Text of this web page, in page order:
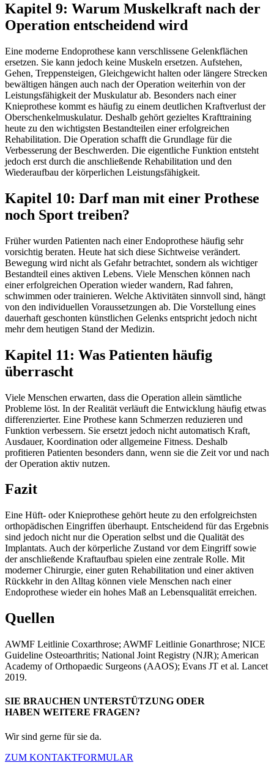
Kapitel 9: Warum Muskelkraft nach der
Operation entscheidend wird
Eine moderne Endoprothese kann verschlissene Gelenkflächen
ersetzen. Sie kann jedoch keine Muskeln ersetzen. Aufstehen,
Gehen, Treppensteigen, Gleichgewicht halten oder längere Strecken
bewältigen hängen auch nach der Operation weiterhin von der
Leistungsfähigkeit der Muskulatur ab. Besonders nach einer
Knieprothese kommt es häufig zu einem deutlichen Kraftverlust der
Oberschenkelmuskulatur. Deshalb gehört gezieltes Krafttraining
heute zu den wichtigsten Bestandteilen einer erfolgreichen
Rehabilitation. Die Operation schafft die Grundlage für die
Verbesserung der Beschwerden. Die eigentliche Funktion entsteht
jedoch erst durch die anschließende Rehabilitation und den
Wiederaufbau der körperlichen Leistungsfähigkeit.
Kapitel 10: Darf man mit einer Prothese
noch Sport treiben?
Früher wurden Patienten nach einer Endoprothese häufig sehr
vorsichtig beraten. Heute hat sich diese Sichtweise verändert.
Bewegung wird nicht als Gefahr betrachtet, sondern als wichtiger
Bestandteil eines aktiven Lebens. Viele Menschen können nach
einer erfolgreichen Operation wieder wandern, Rad fahren,
schwimmen oder trainieren. Welche Aktivitäten sinnvoll sind, hängt
von den individuellen Voraussetzungen ab. Die Vorstellung eines
dauerhaft geschonten künstlichen Gelenks entspricht jedoch nicht
mehr dem heutigen Stand der Medizin.
Kapitel 11: Was Patienten häufig
überrascht
Viele Menschen erwarten, dass die Operation allein sämtliche
Probleme löst. In der Realität verläuft die Entwicklung häufig etwas
differenzierter. Eine Prothese kann Schmerzen reduzieren und
Funktion verbessern. Sie ersetzt jedoch nicht automatisch Kraft,
Ausdauer, Koordination oder allgemeine Fitness. Deshalb
profitieren Patienten besonders dann, wenn sie die Zeit vor und nach
der Operation aktiv nutzen.
Fazit
Eine Hüft- oder Knieprothese gehört heute zu den erfolgreichsten
orthopädischen Eingriffen überhaupt. Entscheidend für das Ergebnis
sind jedoch nicht nur die Operation selbst und die Qualität des
Implantats. Auch der körperliche Zustand vor dem Eingriff sowie
der anschließende Kraftaufbau spielen eine zentrale Rolle. Mit
moderner Chirurgie, einer guten Rehabilitation und einer aktiven
Rückkehr in den Alltag können viele Menschen nach einer
Endoprothese wieder ein hohes Maß an Lebensqualität erreichen.
Quellen
AWMF Leitlinie Coxarthrose; AWMF Leitlinie Gonarthrose; NICE
Guideline Osteoarthritis; National Joint Registry (NJR); American
Academy of Orthopaedic Surgeons (AAOS); Evans JT et al. Lancet
2019.
SIE BRAUCHEN UNTERSTÜTZUNG ODER
HABEN WEITERE FRAGEN?
Wir sind gerne für sie da.
ZUM KONTAKTFORMULAR